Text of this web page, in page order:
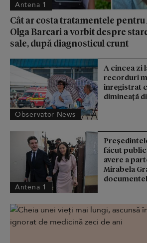
Antena 1
Cât ar costa tratamentele pentru
Olga Barcari a vorbit despre
sale, după diagnosticul crunt
Observator News
A cincea zi
recorduri
înregistrat
dimineață
Antena 1
făcut
avere a
Mirabela